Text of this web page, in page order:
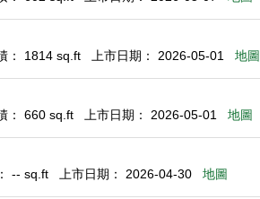
： 1814 sq.ft 上市日期： 2026-05-01 地圖
： 660 sq.ft 上市日期： 2026-05-01 地圖
-- sq.ft 上市日期： 2026-04-30 地圖